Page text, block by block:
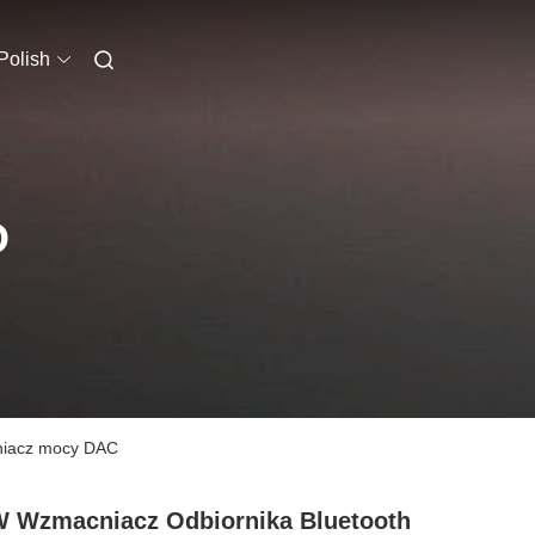
mocy DAC
Wzmacniacz Odbiornika Bluetooth